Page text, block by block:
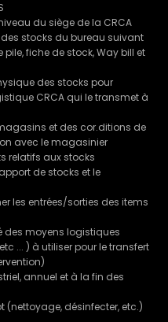
du siège de la CRCA
des stocks du bureau suivant
fiche de stock, Way bill et
des stocks pour
CRCA qui le transmet à
et des cor.ditions de
avec le magasinier
relatifs aux stocks
de stocks et le
les entrées/sorties des items
des moyens logistiques
... ) à utiliser pour le transfert
annuel et à la fin des
(nettoyage, désinfecter, etc.)